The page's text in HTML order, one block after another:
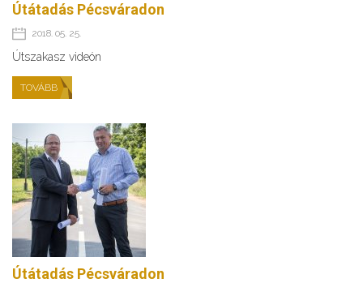
Útátadás Pécsváradon
2018. 05. 25.
Útszakasz videón
TOVÁBB
Útátadás Pécsváradon